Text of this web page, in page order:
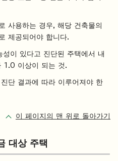
사용하는 경우, 해당 건축물의
제공되어야 합니다.
이 있다고 진단된 주택에서 내
1.0 이상이 되는 것.
단 결과에 따라 이루어져야 한
이 페이지의 맨 위로 돌아가기
대상 주택